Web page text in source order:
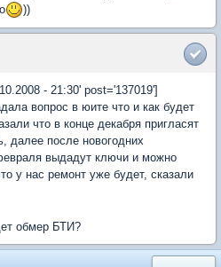
))
- 21:30' post='137019']
вопрос в юите что и как будет
что в конце декабря пригласят
далее после новогодних
выдадут ключи и можно
у нас ремонт уже будет, сказали
обмер БТИ?